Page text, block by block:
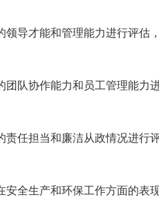
导才能和管理能力进行评估
团队协作能力和员工管理能力
任担当和廉洁从政情况进行
全生产和环保工作方面的表